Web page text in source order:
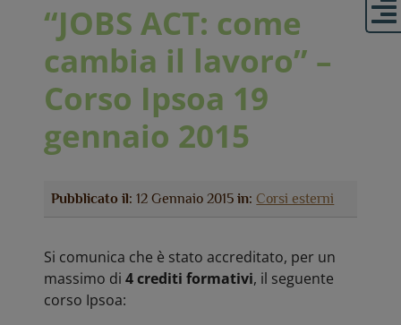
“JOBS ACT: come
cambia il lavoro” –
Corso Ipsoa 19
gennaio 2015
Pubblicato il: 12 Gennaio 2015in: Corsi esterni
Si comunica che è stato accreditato, per un
massimo di4 crediti formativi, il seguente
corso Ipsoa: